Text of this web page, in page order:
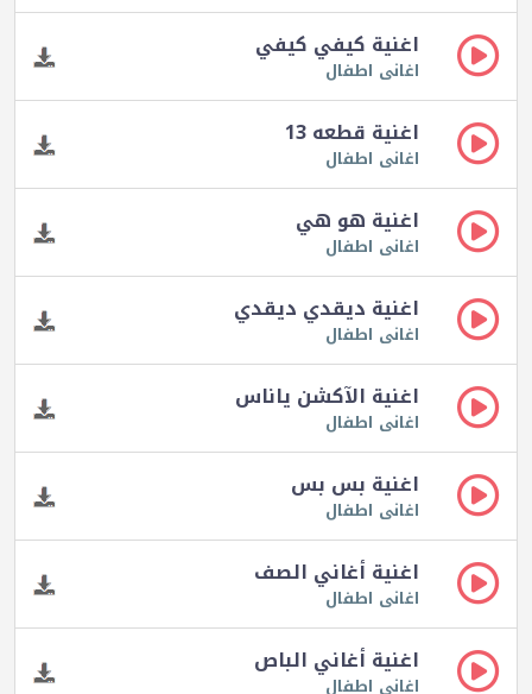
اغنية كيفي كيفي
اغانى اطفال
اغنية قطعه 13
اغانى اطفال
اغنية هو هي
اغانى اطفال
اغنية ديقدي ديقدي
اغانى اطفال
اغنية الآكشن ياناس
اغانى اطفال
اغنية بس بس
اغانى اطفال
اغنية أغاني الصف
اغانى اطفال
اغنية أغاني الباص
اغانى اطفال